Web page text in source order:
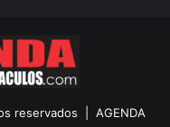
reservados | AGENDA